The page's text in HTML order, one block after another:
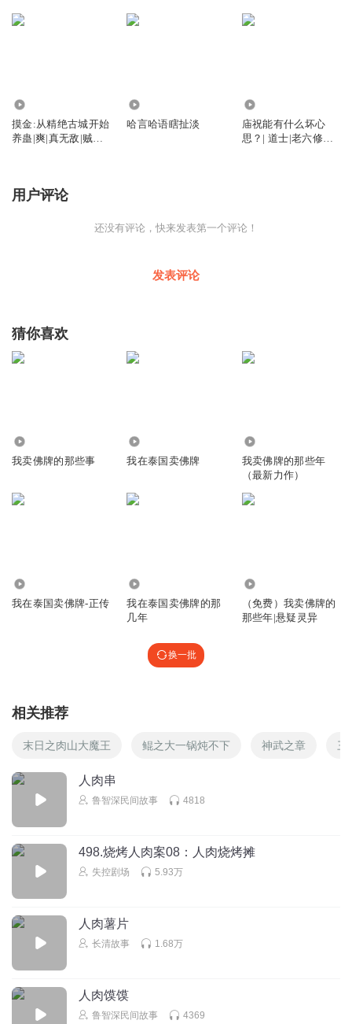
摸金:从精绝古城开始
养蛊|爽|真无敌|贼能
哈言哈语瞎扯淡
庙祝能有什么坏心
思？| 道士|老六修仙|
用户评论
还没有评论，快来发表第一个评论！
发表评论
猜你喜欢
我卖佛牌的那些事 我在泰国卖佛牌
我卖佛牌的那些年
（最新力作）
我在泰国卖佛牌-正传
我在泰国卖佛牌的那
几年
（免费）我卖佛牌的
那些年|悬疑灵异
换一批
相关推荐
末日之肉山大魔王 鲲之大一锅炖不下 神武之章 三
人肉串
鲁智深民间故事 4818
498.烧烤人肉案08：人肉烧烤摊
失控剧场 5.93万
人肉薯片
长清故事 1.68万
人肉馍馍
鲁智深民间故事 4369